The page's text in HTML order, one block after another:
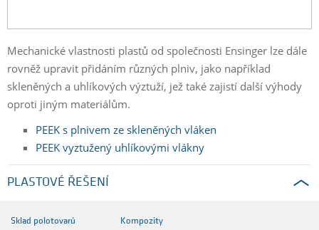
Mechanické vlastnosti plastů od společnosti Ensinger lze dále
rovněž upravit přidáním různých plniv, jako například
skleněných a uhlíkových výztuží, jež také zajistí další výhody
oproti jiným materiálům.
PEEK s plnivem ze skleněných vláken
PEEK vyztužený uhlíkovými vlákny
PLASTOVÉ ŘEŠENÍ
Sklad polotovarů Kompozity